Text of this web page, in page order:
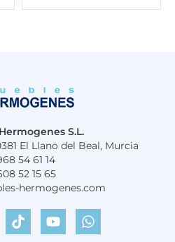
S.L.
El Llano del Beal, Murcia
54 61 14
52 15 65
hermogenes.com
T
i
k
Y
o
u
W
h
a